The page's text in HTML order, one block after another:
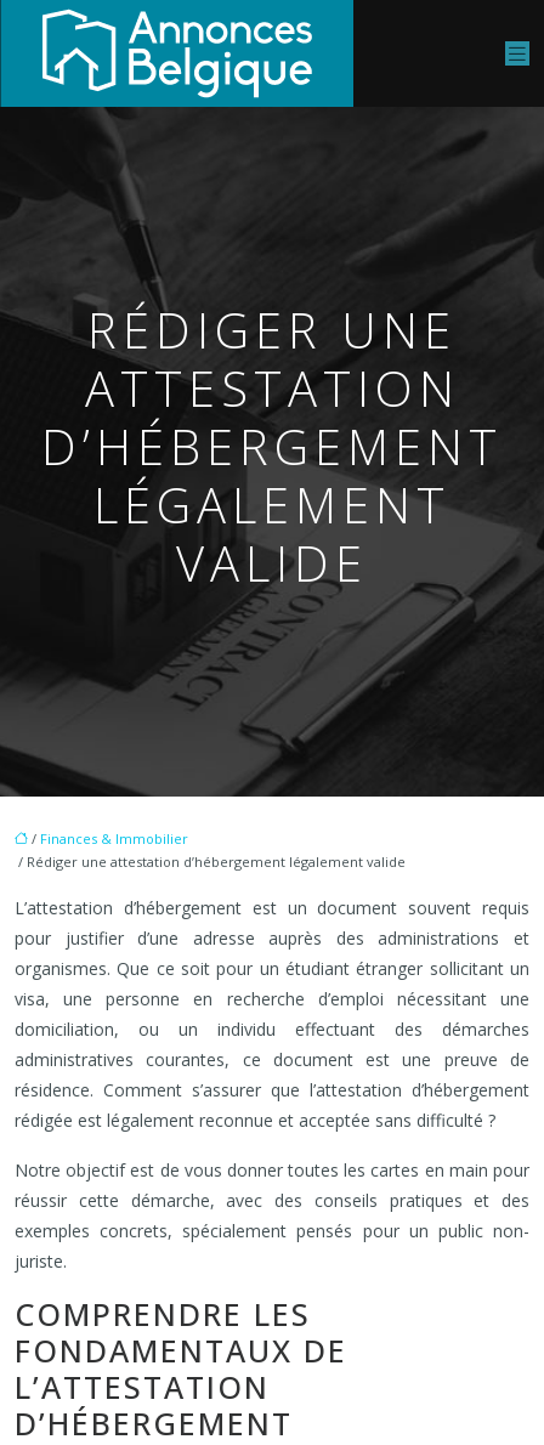
RÉDIGER UNE
ATTESTATION
D’HÉBERGEMENT
LÉGALEMENT
VALIDE
/ Finances & Immobilier
/ Rédiger une attestation d’hébergement légalement valide
L’attestation d’hébergement est un document souvent requis
pour justifier d’une adresse auprès des administrations et
organismes. Que ce soit pour un étudiant étranger sollicitant un
visa, une personne en recherche d’emploi nécessitant une
domiciliation, ou un individu effectuant des démarches
administratives courantes, ce document est une preuve de
résidence. Comment s’assurer que l’attestation d’hébergement
rédigée est légalement reconnue et acceptée sans difficulté ?
Notre objectif est de vous donner toutes les cartes en main pour
réussir cette démarche, avec des conseils pratiques et des
exemples concrets, spécialement pensés pour un public non-
juriste.
COMPRENDRE LES
FONDAMENTAUX DE
L’ATTESTATION
D’HÉBERGEMENT